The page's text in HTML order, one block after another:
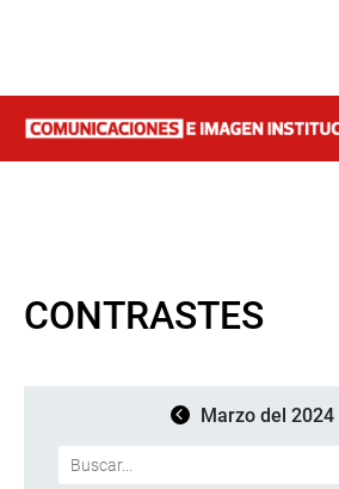
CONTRASTES
Marzo del 2024